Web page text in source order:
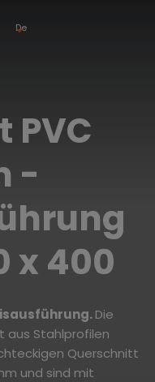
De
PVC
-
x 400
Die
aus Stahlprofilen
Querschnitt
und sind mit